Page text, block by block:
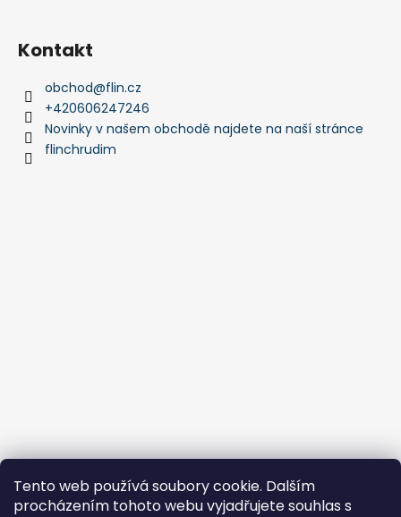
Tento web používá soubory cookie. Dalším
procházením tohoto webu vyjadřujete souhlas s
Kontakt
obchod@flin.cz
+420606247246
Novinky v našem obchodě najdete na naší stránce
flinchrudim